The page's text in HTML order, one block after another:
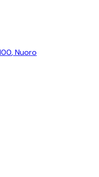
,Nuoro